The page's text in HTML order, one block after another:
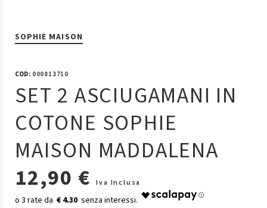
SOPHIE MAISON
COD:000813710
SET 2 ASCIUGAMANI IN
COTONE SOPHIE
MAISON MADDALENA
12,90 €
Iva Inclusa
€ 4.30